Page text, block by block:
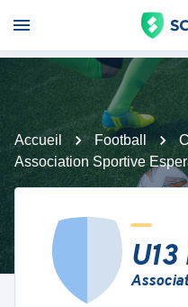
Accueil Football
Association Sportive
U13